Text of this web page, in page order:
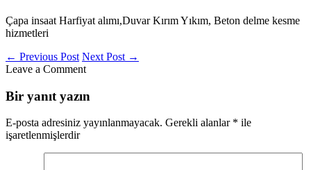
Çapa insaat Harfiyat alımı,Duvar Kırım Yıkım, Beton delme kesme
hizmetleri
← Previous Post Next Post →
Leave a Comment
Bir yanıt yazın
E-posta adresiniz yayınlanmayacak. Gerekli alanlar * ile
işaretlenmişlerdir